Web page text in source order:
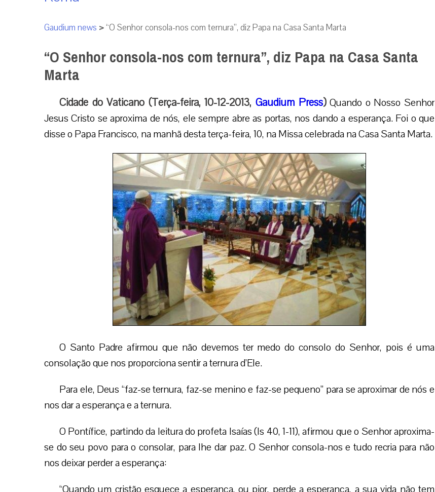
Gaudium news >“O Senhor consola-nos com ternura”, diz Papa na Casa Santa Marta
“O Senhor consola-nos com ternura”, diz Papa na Casa Santa
Marta
Cidade do Vaticano (Terça-feira, 10-12-2013, Gaudium Press)Quando o Nosso Senhor
Jesus Cristo se aproxima de nós, ele sempre abre as portas, nos dando a esperança. Foi o que
disse o Papa Francisco, na manhã desta terça-feira, 10, na Missa celebrada na Casa Santa Marta.
O Santo Padre afirmou que não devemos ter medo do consolo do Senhor, pois é uma
consolação que nos proporciona sentir a ternura d’Ele.
Para ele, Deus “faz-se ternura, faz-se menino e faz-se pequeno” para se aproximar de nós e
nos dar a esperança e a ternura.
O Pontífice, partindo da leitura do profeta Isaías (Is 40, 1-11), afirmou que o Senhor aproxima-
se do seu povo para o consolar, para lhe dar paz. O Senhor consola-nos e tudo recria para não
nos deixar perder a esperança:
“Quando um cristão esquece a esperança, ou pior, perde a esperança, a sua vida não tem